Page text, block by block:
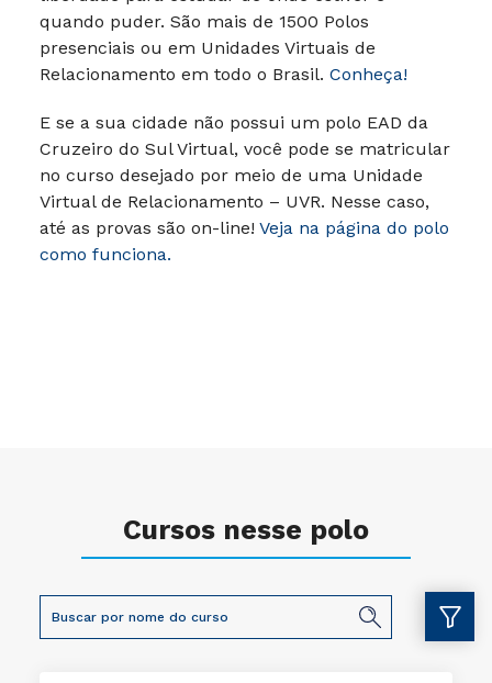
quando puder. São mais de 1500 Polos
presenciais ou em Unidades Virtuais de
Relacionamento em todo o Brasil. Conheça!
E se a sua cidade não possui um polo EAD da
Cruzeiro do Sul Virtual, você pode se matricular
no curso desejado por meio de uma Unidade
Virtual de Relacionamento – UVR. Nesse caso,
até as provas são on-line! Veja na página do polo
como funciona.
Cursos nesse polo